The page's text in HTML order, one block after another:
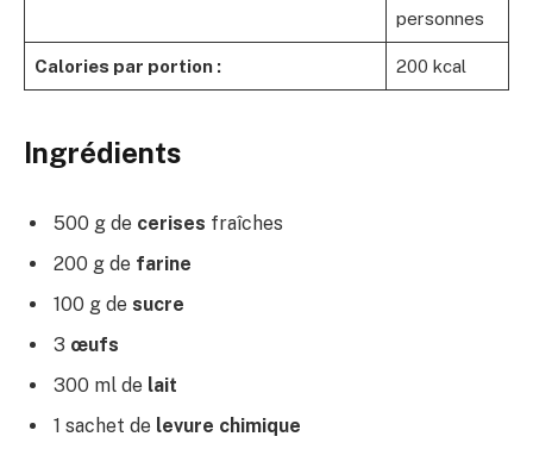
personnes
Calories par portion : 200 kcal
Ingrédients
500 g de cerises fraîches
200 g de farine
100 g de sucre
3 œufs
300 ml de lait
1 sachet de levure chimique